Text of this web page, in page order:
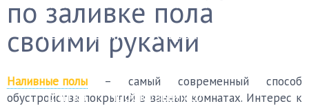
Керамогранит
Ковролин
Плитка
Пробковый пол
по заливке пола
своими руками
Наливные полы – самый современный способ
обустройства покрытий в ванных комнатах. Интерес к